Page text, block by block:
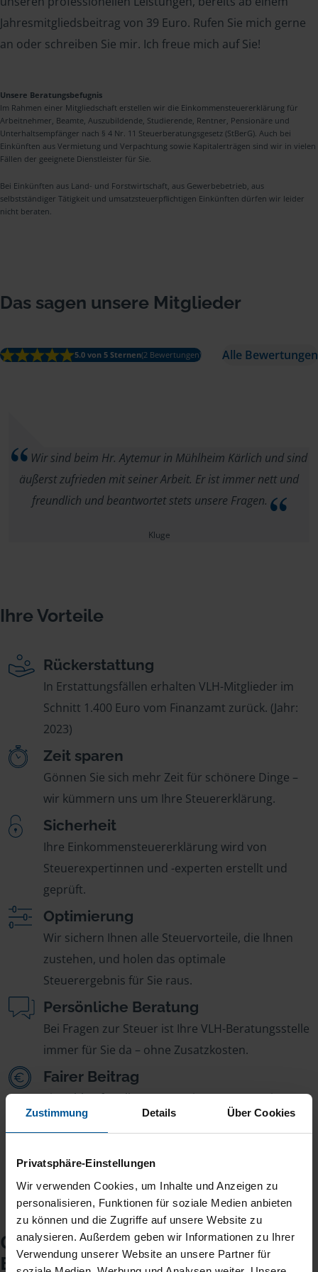
Zustimmung Details Über Cookies
Privatsphäre-Einstellungen
Wir verwenden Cookies, um Inhalte und Anzeigen zu
personalisieren, Funktionen für soziale Medien anbieten
zu können und die Zugriffe auf unsere Website zu
analysieren. Außerdem geben wir Informationen zu Ihrer
Verwendung unserer Website an unsere Partner für
Jahresmitgliedsbeitrag von 39 Euro. Rufen Sie mich gerne
an oder schreiben Sie mir. Ich freue mich auf Sie!
Unsere Beratungsbefugnis
Im Rahmen einer Mitgliedschaft erstellen wir die Einkommensteuererklärung für
Arbeitnehmer, Beamte, Auszubildende, Studierende, Rentner, Pensionäre und
Unterhaltsempfänger nach § 4 Nr. 11 Steuerberatungsgesetz (StBerG). Auch bei
Einkünften aus Vermietung und Verpachtung sowie Kapitalerträgen sind wir in vielen
Fällen der geeignete Dienstleister für Sie.
Bei Einkünften aus Land- und Forstwirtschaft, aus Gewerbebetrieb, aus
selbstständiger Tätigkeit und umsatzsteuerpflichtigen Einkünften dürfen wir leider
nicht beraten.
Das sagen unsere Mitglieder
5.0 von 5 Sternen(2 Bewertungen) Alle Bewertungen
Wir sind beim Hr. Aytemur in Mühlheim Kärlich und sind
äußerst zufrieden mit seiner Arbeit. Er ist immer nett und
freundlich und beantwortet stets unsere Fragen.
Kluge
Ihre Vorteile
Rückerstattung
In Erstattungsfällen erhalten VLH-Mitglieder im
Schnitt 1.400 Euro vom Finanzamt zurück. (Jahr:
2023)
Zeit sparen
Gönnen Sie sich mehr Zeit für schönere Dinge –
wir kümmern uns um Ihre Steuererklärung.
Sicherheit
Ihre Einkommensteuererklärung wird von
Steuerexpertinnen und -experten erstellt und
geprüft.
Optimierung
Wir sichern Ihnen alle Steuervorteile, die Ihnen
zustehen, und holen das optimale
Steuerergebnis für Sie raus.
Persönliche Beratung
Bei Fragen zur Steuer ist Ihre VLH-Beratungsstelle
immer für Sie da – ohne Zusatzkosten.
Fairer Beitrag
Sie zahlen für alle unsere Leistungen nur einen
jährlichen Mitgliedsbeitrag, der sich nach Ihren
Checkliste für Ihr
Beratungsgespräch